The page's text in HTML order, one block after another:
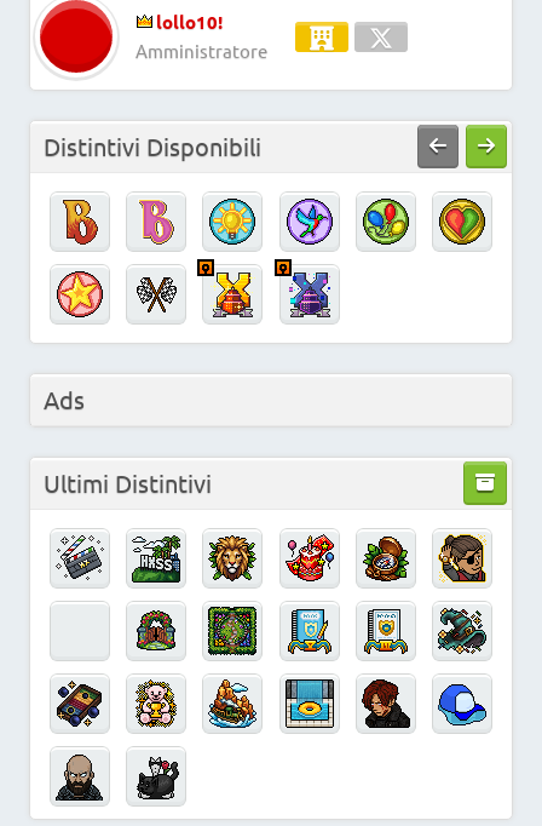
lollo10!
Amministratore
Distintivi Disponibili
Ads
Ultimi Distintivi